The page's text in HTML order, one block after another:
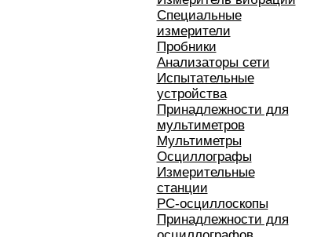
Специальные
измерители
Пробники
Анализаторы сети
Испытательные
устройства
Принадлежности для
мультиметров
Мультиметры
Осциллографы
Измерительные
станции
РС-осциллоскопы
Принадлежности для